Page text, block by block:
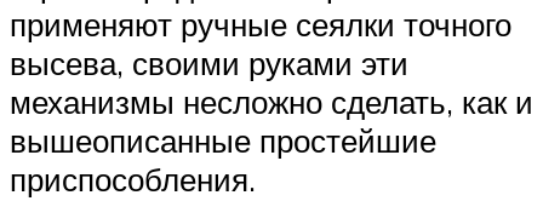
применяют ручные сеялки точного
высева, своими руками эти
механизмы несложно сделать, как и
вышеописанные простейшие
приспособления.